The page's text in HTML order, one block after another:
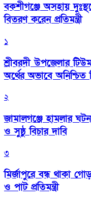
বকশীগঞ্জে অসহায়
বিতরণ করেন প্রতিমন্ত্রী
১
শ্রীবরদী উপজেলার
অর্থের অভাবে অনিশ্চিত
২
জামালগঞ্জে হামলার
ও সুষ্ঠু বিচার দাবি
৩
মির্জাপুরে বন্ধ থাকা
ও পাট প্রতিমন্ত্রী